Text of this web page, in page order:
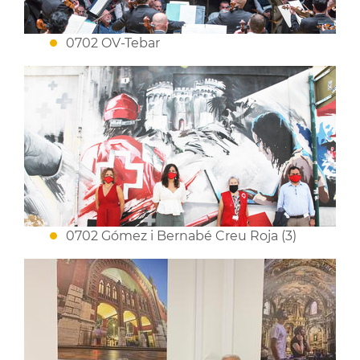
0702 OV-Tebar
0702 Gómez i Bernabé Creu Roja (3)